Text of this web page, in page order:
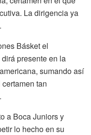
La dirigencia ya
Básket el
presente en la
sumando así
tan
a Boca Juniors y
lo hecho en su